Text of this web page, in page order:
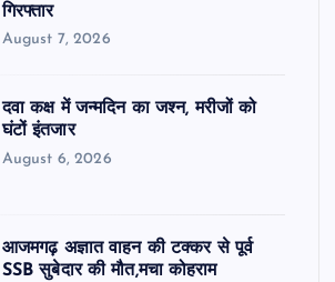
गिरफ्तार
August 7, 2026
दवा कक्ष में जन्मदिन का जश्न, मरीजों को
घंटों इंतजार
August 6, 2026
आजमगढ़ अज्ञात वाहन की टक्कर से पूर्व
SSB सुबेदार की मौत,मचा कोहराम